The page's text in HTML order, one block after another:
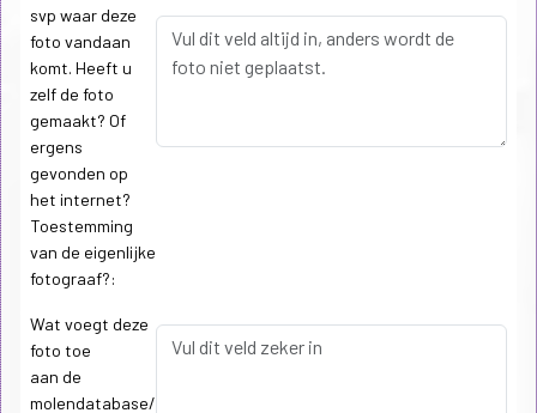
svp waar deze
foto vandaan
komt. Heeft u
zelf de foto
gemaakt? Of
ergens
gevonden op
het internet?
Toestemming
van de eigenlijke
fotograaf?:
Wat voegt deze
foto toe
aan de
molendatabase/